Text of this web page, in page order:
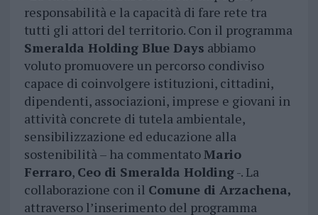
responsabilità e la capacità di fare rete tra
tutti gli attori del territorio. Con il programma
Smeralda Holding Blue Days abbiamo
voluto promuovere un percorso condiviso
capace di coinvolgere istituzioni, cittadini,
dipendenti, associazioni, imprese e giovani in
attività concrete di tutela ambientale,
sensibilizzazione ed educazione alla
sostenibilità – ha commentatoMario
Ferraro, Ceo di Smeralda Holding-. La
collaborazione con il Comune di Arzachena,
attraverso l’inserimento del programma